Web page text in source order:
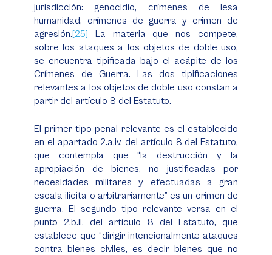
jurisdicción: genocidio, crímenes de lesa
humanidad, crímenes de guerra y crimen de
agresión.[25] La materia que nos compete,
sobre los ataques a los objetos de doble uso,
se encuentra tipificada bajo el acápite de los
Crímenes de Guerra. Las dos tipificaciones
relevantes a los objetos de doble uso constan a
partir del artículo 8 del Estatuto.
El primer tipo penal relevante es el establecido
en el apartado 2.a.iv. del artículo 8 del Estatuto,
que contempla que “la destrucción y la
apropiación de bienes, no justificadas por
necesidades militares y efectuadas a gran
escala ilícita o arbitrariamente” es un crimen de
guerra. El segundo tipo relevante versa en el
punto 2.b.ii. del artículo 8 del Estatuto, que
establece que “dirigir intencionalmente ataques
contra bienes civiles, es decir bienes que no